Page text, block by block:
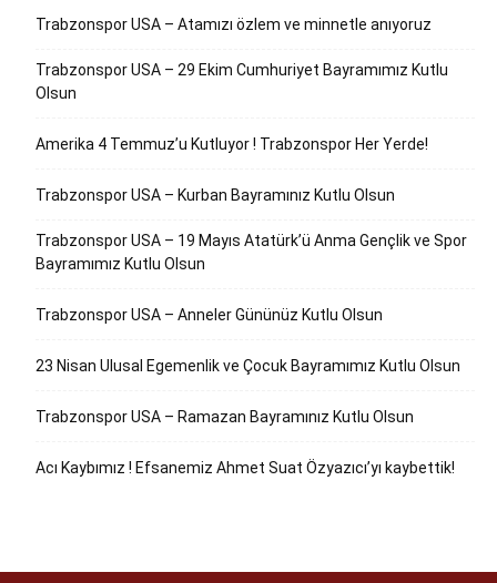
Trabzonspor USA – Atamızı özlem ve minnetle anıyoruz
Trabzonspor USA – 29 Ekim Cumhuriyet Bayramımız Kutlu
Olsun
Amerika 4 Temmuz’u Kutluyor ! Trabzonspor Her Yerde!
Trabzonspor USA – Kurban Bayramınız Kutlu Olsun
Trabzonspor USA – 19 Mayıs Atatürk’ü Anma Gençlik ve Spor
Bayramımız Kutlu Olsun
Trabzonspor USA – Anneler Gününüz Kutlu Olsun
23 Nisan Ulusal Egemenlik ve Çocuk Bayramımız Kutlu Olsun
Trabzonspor USA – Ramazan Bayramınız Kutlu Olsun
Acı Kaybımız ! Efsanemiz Ahmet Suat Özyazıcı’yı kaybettik!